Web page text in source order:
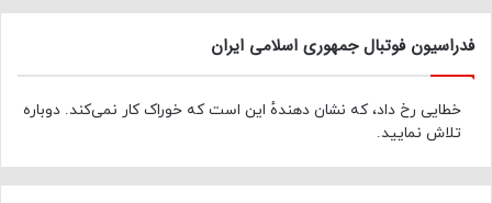
فدراسیون فوتبال جمهوری اسلامی ایران
خطایی رخ داد، که نشان دهندهٔ این است که خوراک کار نمی‌کند. دوباره
تلاش نمایید.